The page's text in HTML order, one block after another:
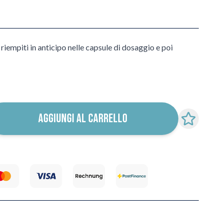
in anticipo nelle capsule di dosaggio e poi
AGGIUNGI AL CARRELLO